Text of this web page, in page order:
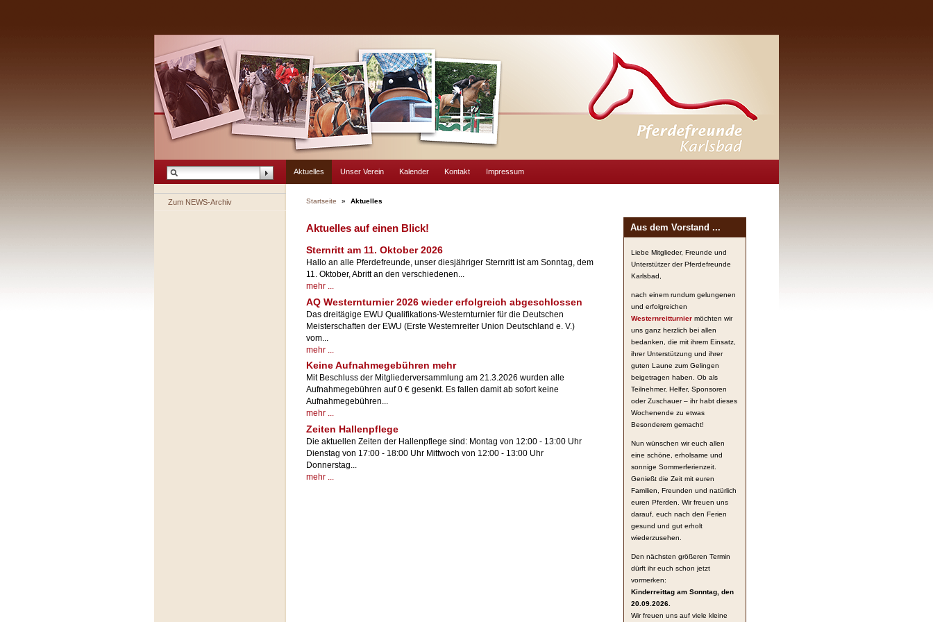
Aktuelles Unser Verein Kalender Kontakt Impressum
Zum NEWS-Archiv Startseite » Aktuelles
Aktuelles auf einen Blick!
Sternritt am 11. Oktober 2026
Hallo an alle Pferdefreunde, unser diesjähriger Sternritt ist am Sonntag, dem
11. Oktober, Abritt an den verschiedenen...
mehr ...
AQ Westernturnier 2026 wieder erfolgreich abgeschlossen
Das dreitägige EWU Qualifikations-Westernturnier für die Deutschen
Meisterschaften der EWU (Erste Westernreiter Union Deutschland e. V.)
vom...
mehr ...
Keine Aufnahmegebühren mehr
Mit Beschluss der Mitgliederversammlung am 21.3.2026 wurden alle
Aufnahmegebühren auf 0 € gesenkt. Es fallen damit ab sofort keine
Aufnahmegebühren...
mehr ...
Zeiten Hallenpflege
Die aktuellen Zeiten der Hallenpflege sind: Montag von 12:00 - 13:00 Uhr
Dienstag von 17:00 - 18:00 Uhr Mittwoch von 12:00 - 13:00 Uhr
Donnerstag...
mehr ...
Aus dem Vorstand ...
Liebe Mitglieder, Freunde und
Unterstützer der Pferdefreunde
Karlsbad,
nach einem rundum gelungenen
und erfolgreichen
Westernreitturnier möchten wir
uns ganz herzlich bei allen
bedanken, die mit ihrem Einsatz,
ihrer Unterstützung und ihrer
guten Laune zum Gelingen
beigetragen haben. Ob als
Teilnehmer, Helfer, Sponsoren
oder Zuschauer – ihr habt dieses
Wochenende zu etwas
Besonderem gemacht!
Nun wünschen wir euch allen
eine schöne, erholsame und
sonnige Sommerferienzeit.
Genießt die Zeit mit euren
Familien, Freunden und natürlich
euren Pferden. Wir freuen uns
darauf, euch nach den Ferien
gesund und gut erholt
wiederzusehen.
Den nächsten größeren Termin
dürft ihr euch schon jetzt
vormerken:
Kinderreittag am Sonntag, den
20.09.2026.
Wir freuen uns auf viele kleine